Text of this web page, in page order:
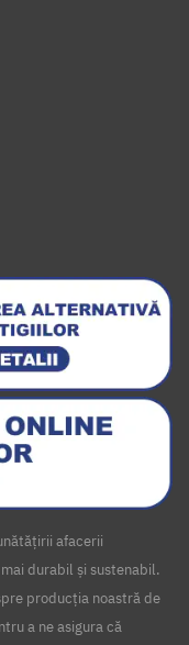
afacerii
durabil și sustenabil.
producția noastră de
a ne asigura că